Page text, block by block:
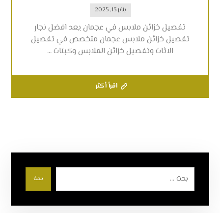
يناير 13, 2025
تفصيل خزائن ملابس في عجمان يعد افضل نجار
تفصيل خزائن ملابس عجمان متخصص في تفصيل
الاثاث وتفصيل خزائن الملابس وكبتات ...
اقرأ أكثر
بحث